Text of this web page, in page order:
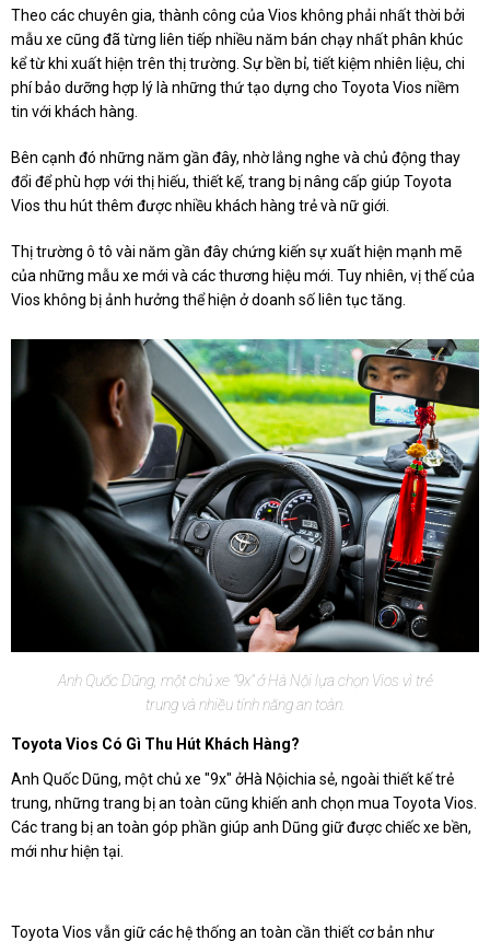
Theo các chuyên gia, thành công của Vios không phải nhất thời bởi
mẫu xe cũng đã từng liên tiếp nhiều năm bán chạy nhất phân khúc
kể từ khi xuất hiện trên thị trường. Sự bền bỉ, tiết kiệm nhiên liệu, chi
phí bảo dưỡng hợp lý là những thứ tạo dựng cho Toyota Vios niềm
tin với khách hàng.
Bên cạnh đó những năm gần đây, nhờ lắng nghe và chủ động thay
đổi để phù hợp với thị hiếu, thiết kế, trang bị nâng cấp giúp Toyota
Vios thu hút thêm được nhiều khách hàng trẻ và nữ giới.
Thị trường ô tô vài năm gần đây chứng kiến sự xuất hiện mạnh mẽ
của những mẫu xe mới và các thương hiệu mới. Tuy nhiên, vị thế của
Vios không bị ảnh hưởng thể hiện ở doanh số liên tục tăng.
Anh Quốc Dũng, một chủ xe "9x" ở Hà Nội lựa chọn Vios vì trẻ
trung và nhiều tính năng an toàn.
Toyota Vios Có Gì Thu Hút Khách Hàng?
Anh Quốc Dũng, một chủ xe "9x" ởHà Nộichia sẻ, ngoài thiết kế trẻ
trung, những trang bị an toàn cũng khiến anh chọn mua Toyota Vios.
Các trang bị an toàn góp phần giúp anh Dũng giữ được chiếc xe bền,
mới như hiện tại.
Toyota Vios vẫn giữ các hệ thống an toàn cần thiết cơ bản như